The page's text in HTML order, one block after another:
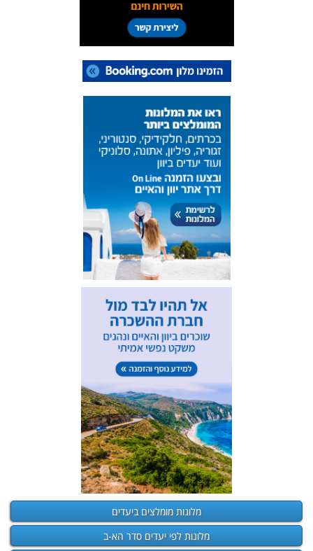
מלונות מומלצים ביעדים
מלונות לפי יעדים סדר הא-ב